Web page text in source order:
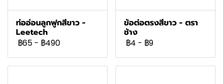
ท่ออ่อนลูกฟูกสีขาว -
Leetech
฿65 - ฿490
ข้อต่อตรงสีขาว - ตรา
ช้าง
฿4 - ฿9